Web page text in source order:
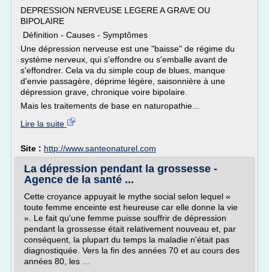
DEPRESSION NERVEUSE LEGERE A GRAVE OU
BIPOLAIRE
Définition - Causes - Symptômes
Une dépression nerveuse est une "baisse" de régime du
système nerveux, qui s'effondre ou s'emballe avant de
s'effondrer. Cela va du simple coup de blues, manque
d'envie passagère, déprime légère, saisonnière à une
dépression grave, chronique voire bipolaire.
Mais les traitements de base en naturopathie...
Lire la suite
Site : http://www.santeonaturel.com
La dépression pendant la grossesse -
Agence de la santé ...
Cette croyance appuyait le mythe social selon lequel «
toute femme enceinte est heureuse car elle donne la vie
». Le fait qu'une femme puisse souffrir de dépression
pendant la grossesse était relativement nouveau et, par
conséquent, la plupart du temps la maladie n'était pas
diagnostiquée. Vers la fin des années 70 et au cours des
années 80, les ...